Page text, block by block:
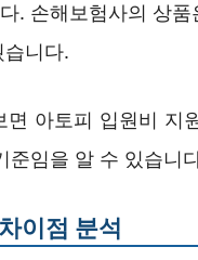
. 손해보험사의 상
습니다.
면 아토피 입원비 지
준임을 알 수 있습니
이점 분석